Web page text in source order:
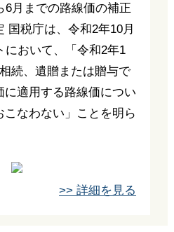
月までの路線価の補正
国税庁は、令和2年10月
において、「令和2年1
続、遺贈または贈与で
適用する路線価につい
こなわない」ことを明ら
>> 詳細を見る